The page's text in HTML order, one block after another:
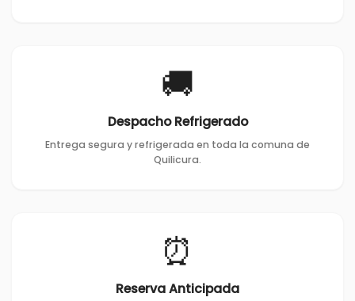
🚚
Despacho Refrigerado
Entrega segura y refrigerada en toda la comuna de
Quilicura.
⏰
Reserva Anticipada